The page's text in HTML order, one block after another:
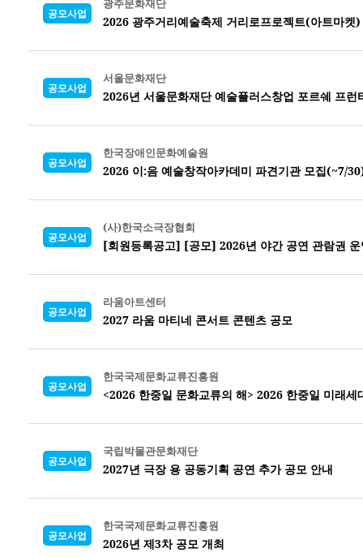
공모사업
광주문화재단
2026 광주거리예술축제 거리로프로젝트(아트마켓
공모사업
서울문화재단
2026년 서울문화재단 예술플러스창업 포르쉐 프런
공모사업
한국장애인문화예술원
2026 이:음 예술창작아카데미 파견기관 모집(~7/
공모사업
(사)한국소극장협회
[회원등록공고] [공모] 2026년 야간 공연 관람권 운
공모사업
라움아트센터
2027 라움 마티네 콘서트 콘텐츠 공모
공모사업
한국국제문화교류진흥원
<2026 한중일 문화교류의 해> 2026 한중일 미래
공모사업
국립박물관문화재단
2027년 극장 용 공동기획 공연 추가 공모 안내
공모사업
한국국제문화교류진흥원
2026년 제3차 공모 개최